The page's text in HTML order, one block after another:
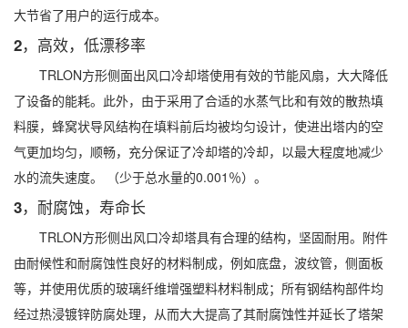
大节省了用户的运行成本。
2，高效，低漂移率
TRLON方形侧面出风口冷却塔使用有效的节能风扇，大大降低
了设备的能耗。此外，由于采用了合适的水蒸气比和有效的散热填
料膜，蜂窝状导风结构在填料前后均被均匀设计，使进出塔内的空
气更加均匀，顺畅，充分保证了冷却塔的冷却，以最大程度地减少
水的流失速度。 （少于总水量的0.001％）。
3，耐腐蚀，寿命长
TRLON方形侧出风口冷却塔具有合理的结构，坚固耐用。附件
由耐候性和耐腐蚀性良好的材料制成，例如底盘，波纹管，侧面板
等，并使用优质的玻璃纤维增​​强塑料材料制成；所有钢结构部件均
经过热浸镀锌防腐处理，从而大大提高了其耐腐蚀性并延长了塔架